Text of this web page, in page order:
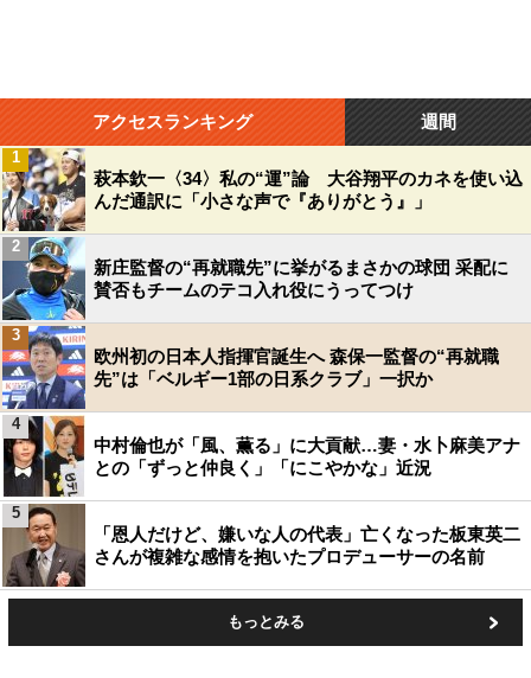
アクセスランキング 週間
萩本欽一〈34〉私の“運”論 大谷翔平のカネを使い込
んだ通訳に「小さな声で『ありがとう』」
1
新庄監督の“再就職先”に挙がるまさかの球団 采配に
賛否もチームのテコ入れ役にうってつけ
2
欧州初の日本人指揮官誕生へ 森保一監督の“再就職
先”は「ベルギー1部の日系クラブ」一択か
3
中村倫也が「風、薫る」に大貢献…妻・水卜麻美アナ
との「ずっと仲良く」「にこやかな」近況
4
「恩人だけど、嫌いな人の代表」亡くなった板東英二
さんが複雑な感情を抱いたプロデューサーの名前
5
もっとみる